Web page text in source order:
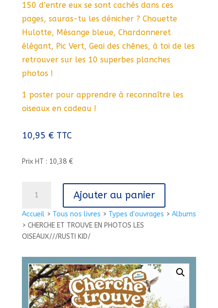
Accueil> Tous nos livres > Types d'ouvrages > Albums
> CHERCHE ET TROUVE EN PHOTOS LES
OISEAUX///RUSTI KID/
150 d’entre eux se sont cachés dans ces
pages, sauras-tu les dénicher ? Chouette
Hulotte, Mésange bleue, Chardonneret
élégant, Pic Vert, Geai des chênes, à toi de les
retrouver sur les 10 superbes planches
photos !
1 poster pour apprendre à reconnaître les
oiseaux en cadeau !
10,95 € TTC
Prix HT : 10,38 €
CHERCHE
TROUVE
LES
OISEAUX///RUSTI
KID/
Ajouter au panier